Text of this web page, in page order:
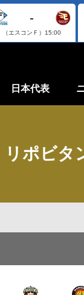
-
（エスコンＦ） 15:00
日本代表
ポビタ